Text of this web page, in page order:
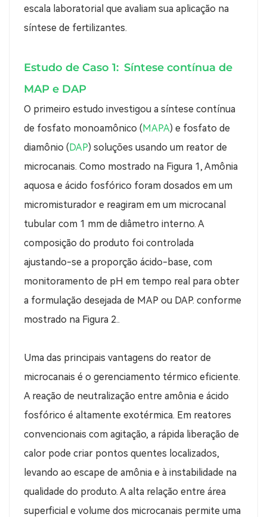
escala laboratorial que avaliam sua aplicação na
síntese de fertilizantes.
Estudo de Caso 1: Síntese contínua de
MAP e DAP
O primeiro estudo investigou a síntese contínua
de fosfato monoamônico (MAPA) e fosfato de
diamônio (DAP) soluções usando um reator de
microcanais. Como mostrado na Figura 1, Amônia
aquosa e ácido fosfórico foram dosados ​​em um
micromisturador e reagiram em um microcanal
tubular com 1 mm de diâmetro interno. A
composição do produto foi controlada
ajustando-se a proporção ácido-base, com
monitoramento de pH em tempo real para obter
a formulação desejada de MAP ou DAP. conforme
mostrado na Figura 2..
Uma das principais vantagens do reator de
microcanais é o gerenciamento térmico eficiente.
A reação de neutralização entre amônia e ácido
fosfórico é altamente exotérmica. Em reatores
convencionais com agitação, a rápida liberação de
calor pode criar pontos quentes localizados,
levando ao escape de amônia e à instabilidade na
qualidade do produto. A alta relação entre área
superficial e volume dos microcanais permite uma